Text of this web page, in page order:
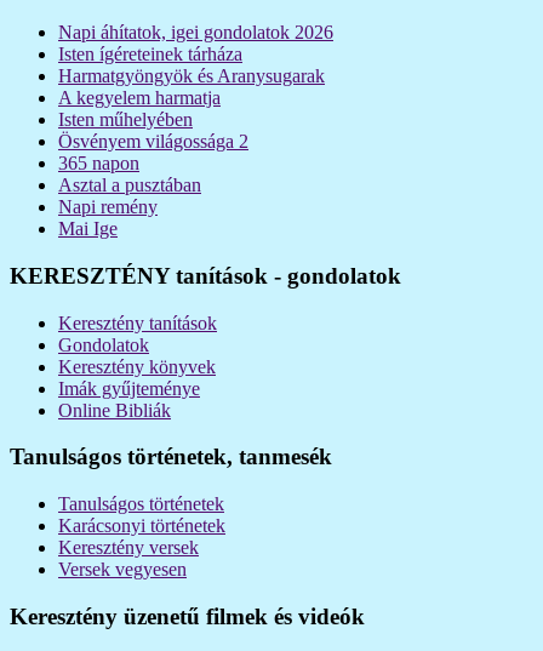
Napi áhítatok, igei gondolatok 2026
Isten ígéreteinek tárháza
Harmatgyöngyök és Aranysugarak
A kegyelem harmatja
Isten műhelyében
Ösvényem világossága 2
365 napon
Asztal a pusztában
Napi remény
Mai Ige
KERESZTÉNY tanítások - gondolatok
Keresztény tanítások
Gondolatok
Keresztény könyvek
Imák gyűjteménye
Online Bibliák
Tanulságos történetek, tanmesék
Tanulságos történetek
Karácsonyi történetek
Keresztény versek
Versek vegyesen
Keresztény üzenetű filmek és videók